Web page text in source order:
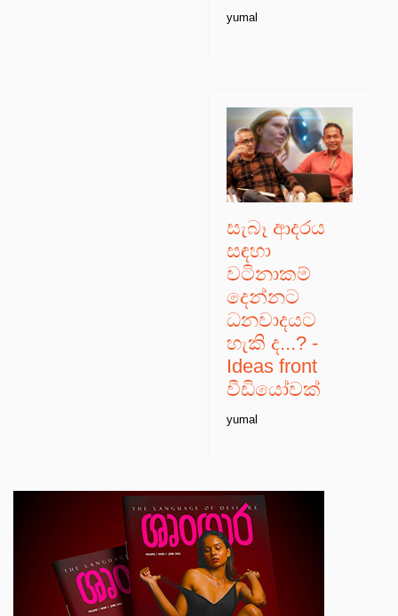
yumal
සැබෑ ආදරය
සඳහා
වටිනාකම්
දෙන්නට
ධනවාදයට
හැකි ද...? -
Ideas front
වීඩියෝවක්
yumal